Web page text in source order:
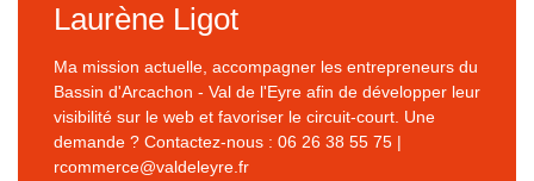
Laurène Ligot
Ma mission actuelle, accompagner les entrepreneurs du
Bassin d'Arcachon - Val de l'Eyre afin de développer leur
visibilité sur le web et favoriser le circuit-court. Une
demande ? Contactez-nous : 06 26 38 55 75 |
rcommerce@valdeleyre.fr